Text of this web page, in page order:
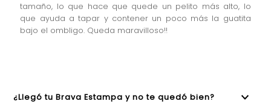
tamaño, lo que hace que quede un pelito más alto, lo
que ayuda a tapar y contener un poco más la guatita
bajo el ombligo. Queda maravilloso!!
¿Llegó tu Brava Estampa y no te quedó bien?